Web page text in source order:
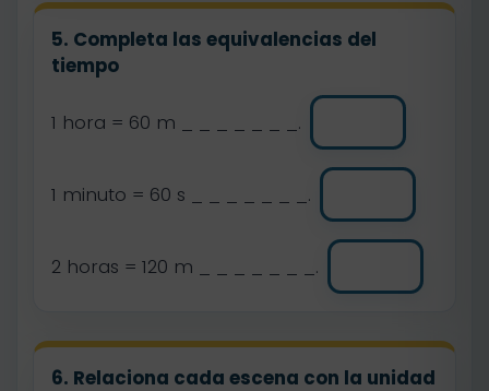
5. Completa las equivalencias del
tiempo
1 hora = 60 m _ _ _ _ _ _ _.
1 minuto = 60 s _ _ _ _ _ _ _.
2 horas = 120 m _ _ _ _ _ _ _.
6. Relaciona cada escena con la unidad